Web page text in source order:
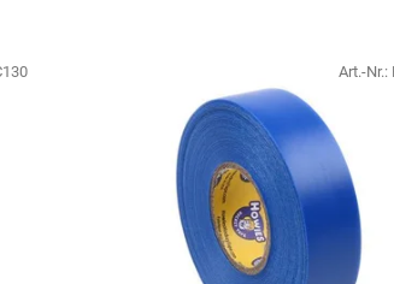
Art.-Nr.: